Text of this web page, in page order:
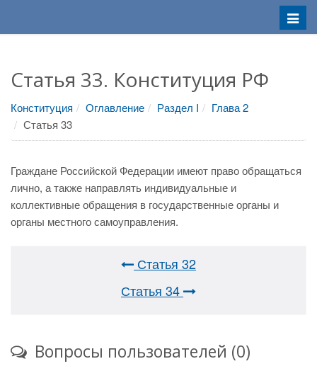
Меню
Статья 33. Конституция РФ
Конституция Оглавление Раздел I
Глава 2
Статья 33
Граждане Российской Федерации имеют право обращаться
лично, а также направлять индивидуальные и
коллективные обращения в государственные органы и
органы местного самоуправления.
Статья 32
Статья 34
Вопросы пользователей (0)